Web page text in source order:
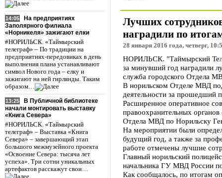
14:05
На предприятиях
Заполярного филиала
«Норникеля» зажигают елки
#НОРИЛЬСК. «Таймырский
телеграф» – По традиции на
предприятиях-передовиках в день
выполнения плана устанавливают
символ Нового года – елку и
зажигают на ней гирлянды. Таким
образом…
13:25
В Публичной библиотеке
начали монтировать выставку
«Книга Севера»
#НОРИЛЬСК. «Таймырский
телеграф» – Выставка «Книга
Севера» – завершающий этап
большого межмузейного проекта
«Освоение Севера: тысяча лет
успеха». Три сотни уникальных
артефактов расскажут свои…
Лучших
наградили по
28 января 2016 года, четверг,
НОРИЛЬСК. "Таймырский
за минувший год наградили
служба городского Отдела
В норильском Отделе МВД
деятельности за прошедший
Расширенное оперативное
правоохранительных органов
Отдела МВД по Норильску
На мероприятии были
будущий год, а также за
работе отмечены лучшие
Главный норильский
начальника ГУ МВД России
Как сообщалось, по итогам